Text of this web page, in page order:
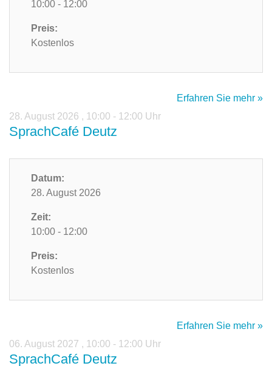
10:00 - 12:00
Preis:
Kostenlos
Erfahren Sie mehr »
28. August 2026 , 10:00 - 12:00 Uhr
SprachCafé Deutz
Datum:
28. August 2026
Zeit:
10:00 - 12:00
Preis:
Kostenlos
Erfahren Sie mehr »
06. August 2027 , 10:00 - 12:00 Uhr
SprachCafé Deutz